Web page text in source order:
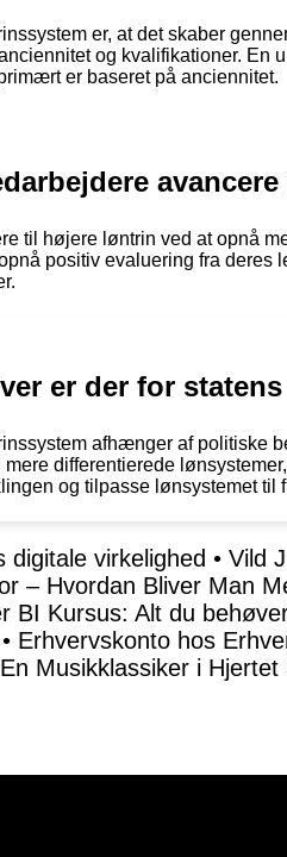
er, at det skaber
og kvalifikationer.
er baseret på anciennitet.
til højere løntrin ved at opnå
positiv evaluering fra
er der for
afhænger af politiske
differentierede
og tilpasse lønsystemet til
virkelighed • Vild
– Hvordan Bliver Man
BI Kursus: Alt du
• Erhvervskonto hos
Musikklassiker i Hjertet